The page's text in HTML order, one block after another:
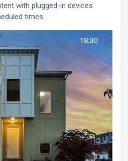
with plugged-in devices
times.